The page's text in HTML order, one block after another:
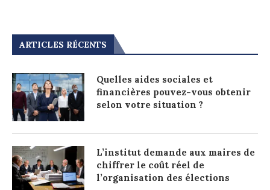
ARTICLES RÉCENTS
Quelles aides sociales et
financières pouvez-vous obtenir
selon votre situation ?
L’institut demande aux maires de
chiffrer le coût réel de
l’organisation des élections